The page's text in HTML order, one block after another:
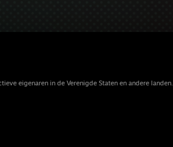
eigenaren in de Verenigde Staten en andere landen.